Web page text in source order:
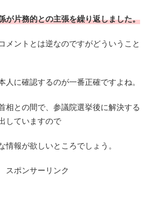
が片務的との主張を繰り返しました。
メントとは逆なのですがどういうこと
人に確認するのが一番正確ですよね。
相との間で、参議院選挙後に解決する
していますので
情報が欲しいところでしょう。
スポンサーリンク